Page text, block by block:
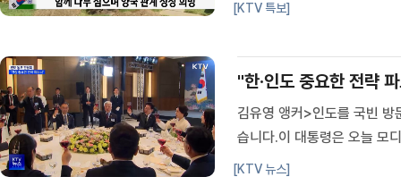
[KTV 특보]
"한·인도 중요한 전략
김유영 앵커>인도를 국빈 방
습니다.이 대통령은 오늘 모
최영은 기자>(장소: 어제(19
[KTV 뉴스]